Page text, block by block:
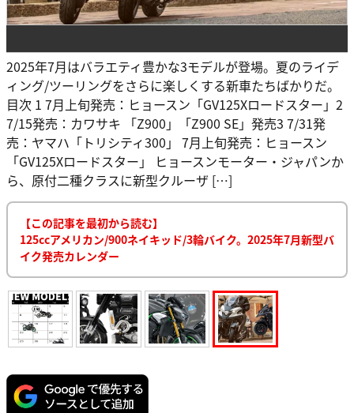
2025年7月はバラエティ豊かな3モデルが登場。夏のライデ
ィング/ツーリングをさらに楽しくする新車たちばかりだ。
目次 1 7月上旬発売：ヒョースン「GV125Xロードスター」2
7/15発売：カワサキ 「Z900」「Z900 SE」発売3 7/31発
売：ヤマハ「トリシティ300」 7月上旬発売：ヒョースン
「GV125Xロードスター」 ヒョースンモーター・ジャパンか
ら、原付二種クラスに新型クルーザ […]
【この記事を最初から読む】
125ccアメリカン/900ネイキッド/3輪バイク。2025年7月新型バ
イク発売カレンダー